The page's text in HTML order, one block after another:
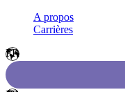
A propos
Carrières